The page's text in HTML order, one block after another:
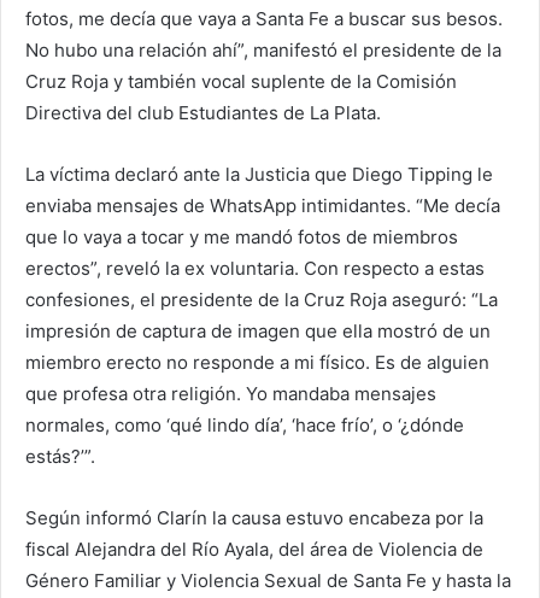
fotos, me decía que vaya a Santa Fe a buscar sus besos.
No hubo una relación ahí”, manifestó el presidente de la
Cruz Roja y también vocal suplente de la Comisión
Directiva del club Estudiantes de La Plata.
La víctima declaró ante la Justicia que Diego Tipping le
enviaba mensajes de WhatsApp intimidantes. “Me decía
que lo vaya a tocar y me mandó fotos de miembros
erectos”, reveló la ex voluntaria. Con respecto a estas
confesiones, el presidente de la Cruz Roja aseguró: “La
impresión de captura de imagen que ella mostró de un
miembro erecto no responde a mi físico. Es de alguien
que profesa otra religión. Yo mandaba mensajes
normales, como ‘qué lindo día’, ‘hace frío’, o ‘¿dónde
estás?’”.
Según informó Clarín la causa estuvo encabeza por la
fiscal Alejandra del Río Ayala, del área de Violencia de
Género Familiar y Violencia Sexual de Santa Fe y hasta la